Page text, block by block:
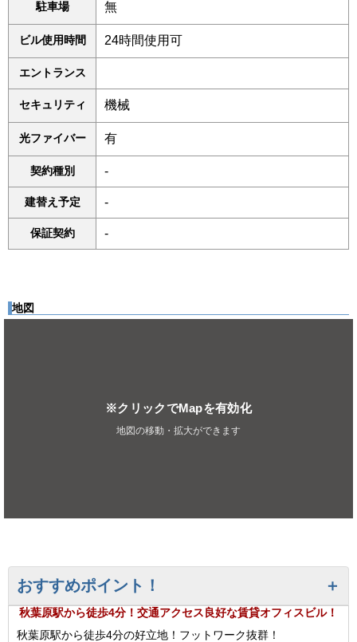
駐車場 無
ビル使用時間 24時間使用可
エントランス
セキュリティ 機械
光ファイバー 有
契約種別 -
建替え予定 -
保証契約 -
地図
※クリックでMapを有効化
地図の移動・拡大ができます
おすすめポイント！
秋葉原駅から徒歩4分！交通アクセス良好な賃貸オフィスビル！
秋葉原駅から徒歩4分の好立地！フットワーク抜群！